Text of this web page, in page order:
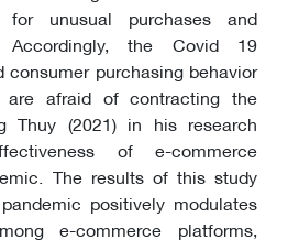
for unusual purchases and
Accordingly, the Covid 19
purchasing behavior
are afraid of contracting the
Thuy (2021) in his research
of e-commerce
The results of this study
positively modulates
e-commerce platforms,